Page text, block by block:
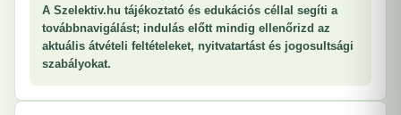
A Szelektiv.hu tájékoztató és edukációs céllal segíti a
továbbnavigálást; indulás előtt mindig ellenőrizd az
aktuális átvételi feltételeket, nyitvatartást és jogosultsági
szabályokat.